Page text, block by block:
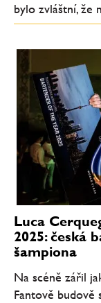
bylo zvláštní, že
Luca
2025: česká
šampiona
Na scéně zářil
Fantově budově